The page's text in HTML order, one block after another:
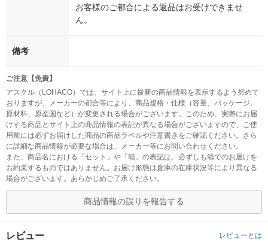
お客様のご都合による返品はお受けできませ
ん。
備考
ご注意【免責】
アスクル（LOHACO）では、サイト上に最新の商品情報を表示するよう努めて
おりますが、メーカーの都合等により、商品規格・仕様（容量、パッケージ、
原材料、原産国など）が変更される場合がございます。このため、実際にお届
けする商品とサイト上の商品情報の表記が異なる場合がございますので、ご使
用前には必ずお届けした商品の商品ラベルや注意書きをご確認ください。さら
に詳細な商品情報が必要な場合は、メーカー等にお問い合わせください。
また、商品名における「セット」や「箱」の表記は、必ずしも箱でのお届けを
お約束するものではありません。お届け形態は倉庫の在庫状況等により異なる
場合がございます。あらかじめご了承ください。
商品情報の誤りを報告する
レビュー レビューとは